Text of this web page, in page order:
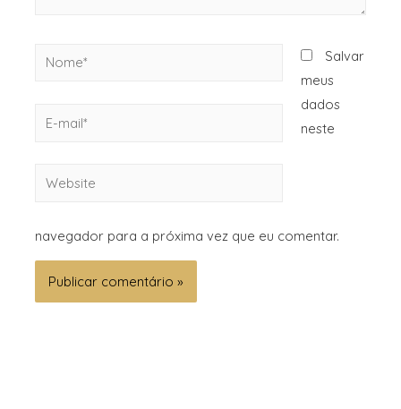
Salvar
meus
dados
neste
navegador para a próxima vez que eu comentar.